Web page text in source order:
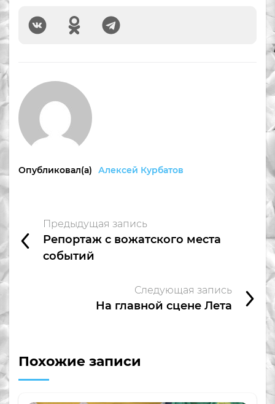
Опубликовал(а) Алексей Курбатов
Предыдущая запись
Репортаж с вожатского места
событий
Следующая запись
На главной сцене Лета
Похожие записи